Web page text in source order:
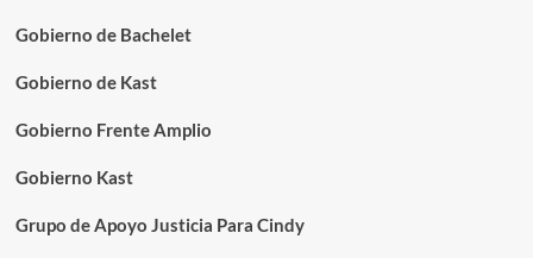
Gobierno de Bachelet
Gobierno de Kast
Gobierno Frente Amplio
Gobierno Kast
Grupo de Apoyo Justicia Para Cindy